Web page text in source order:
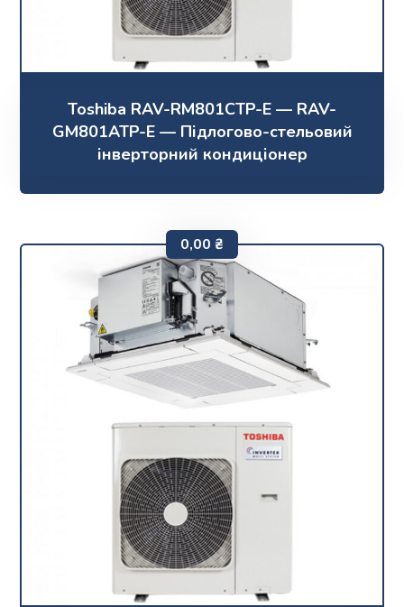
Toshiba RAV-RM801CTP-E — RAV-
GM801ATP-E — Підлогово-стельовий
інверторний кондиціонер
0,00 ₴